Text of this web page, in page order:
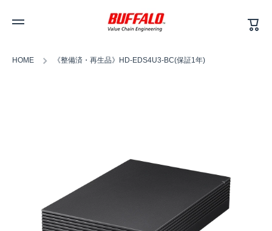
ー
ト
HOME 《整備済・再生品》HD-EDS4U3-BC(保証1年)